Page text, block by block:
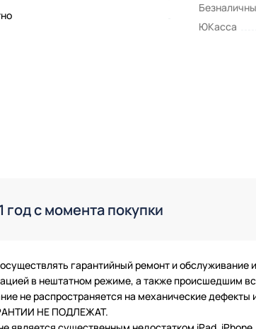
ЮКасса
с момента покупки
гарантийный ремонт и
в нештатном режиме, а также происшедшим
не распространяется на механические
НЕ ПОДЛЕЖАТ.